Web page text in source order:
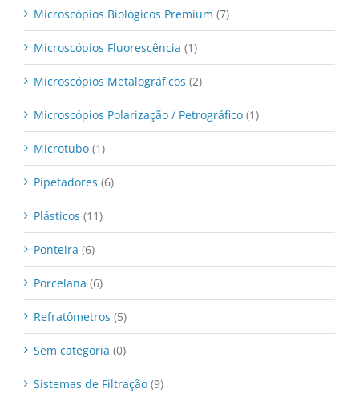
Microscópios Biológicos Premium (7)
Microscópios Fluorescência (1)
Microscópios Metalográficos (2)
Microscópios Polarização / Petrográfico (1)
Microtubo (1)
Pipetadores (6)
Plásticos (11)
Ponteira (6)
Porcelana (6)
Refratômetros (5)
Sem categoria (0)
Sistemas de Filtração (9)